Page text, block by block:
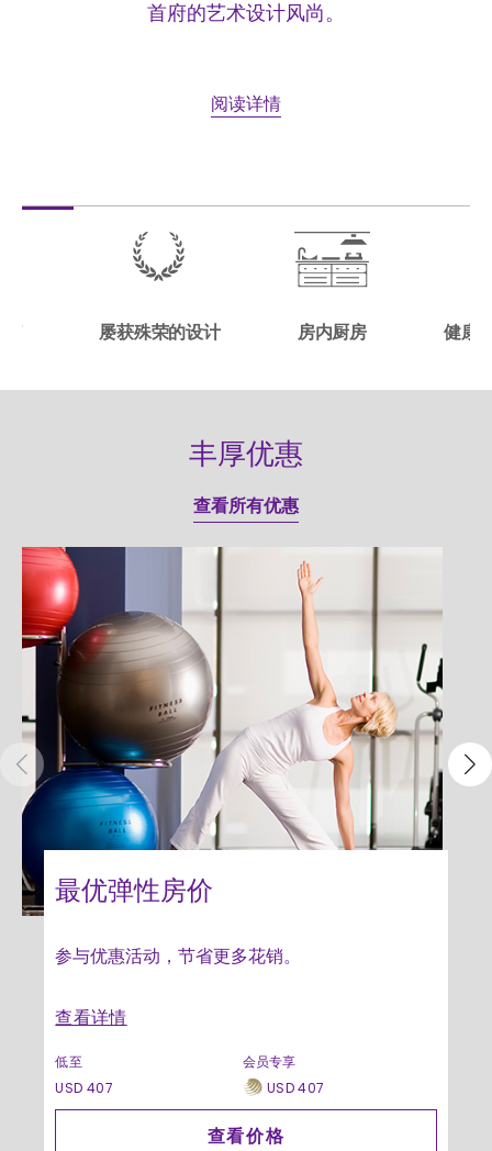
首府的艺术设计风尚。
阅读详情
订 屡获殊荣的设计 房内厨房 健康
丰厚优惠
查看所有优惠
最优弹性房价
参与优惠活动，节省更多花销。
查看详情
低至
USD 407
会员专享
USD 407
查看价格